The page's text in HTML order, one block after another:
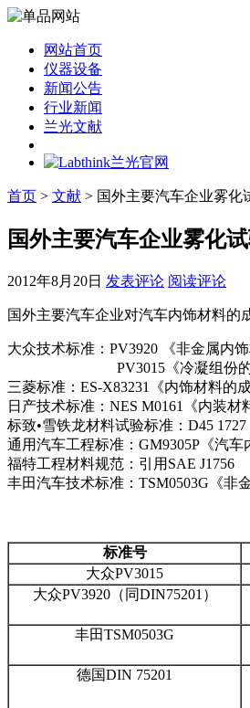
网站首页
仪器设备
新闻公告
行业新闻
兰光文献
首页 > 文献 > 国外主要汽车企业雾化
国外主要汽车企业雾化
2012年8月20日 发表评论 阅读评论
国外主要汽车企业对汽车内饰材料的
大众技术标准：PV3920 《非金属内
PV3015《冷凝组份的测
三菱标准：ES-X83231《内饰材料的成
日产技术标准：NES M0161《内装材
标致•雪铁龙材料试验标准：D45
通用汽车工程标准：GM9305P《汽车
福特工程材料规范：引用SAE J1756
丰田汽车技术标准：TSM0503G《非
标准号
大众PV3015
大众PV3920（同DIN75201）
丰田TSM0503G
德国DIN 75201